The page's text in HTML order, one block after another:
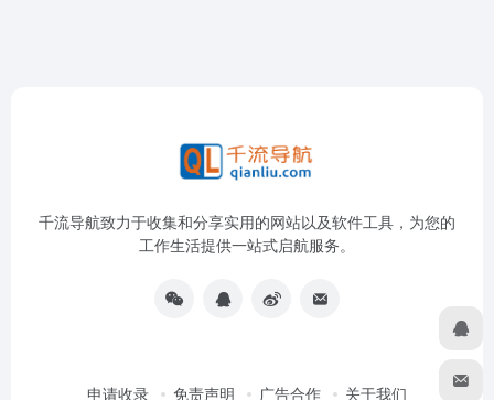
千流导航致力于收集和分享实用的网站以及软件工具，为您的
工作生活提供一站式启航服务。
申请收录 免责声明 广告合作 关于我们